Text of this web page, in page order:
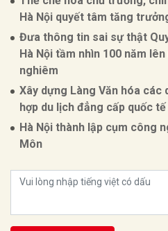
Hà Nội quyết tâm tăng
Đưa thông tin sai sự thật
Hà Nội tầm nhìn 100 năm
nghiêm
Xây dựng Làng Văn hóa các
hợp du lịch đẳng cấp quốc tế
Hà Nội thành lập cụm công
Môn